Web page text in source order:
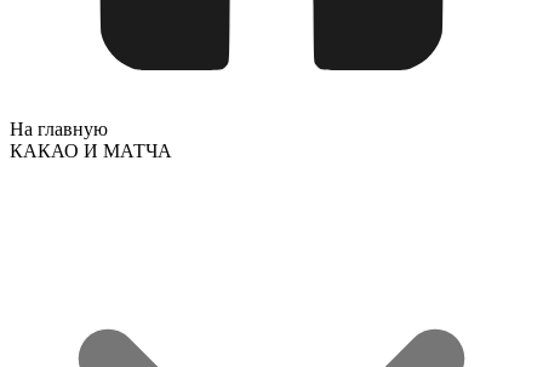
На главную
КАКАО И МАТЧА